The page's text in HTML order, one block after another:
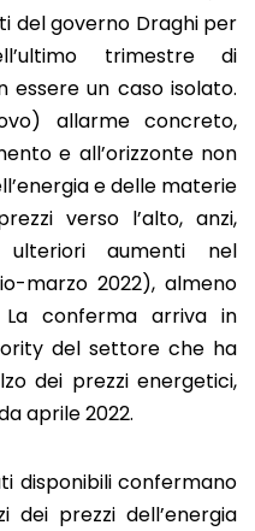
del governo Draghi per
trimestre di
essere un caso isolato.
allarme concreto,
e all’orizzonte non
e delle materie
verso l’alto, anzi,
aumenti nel
marzo 2022), almeno
La conferma arriva in
del settore che ha
dei prezzi energetici,
aprile 2022.
disponibili confermano
dei prezzi dell’energia